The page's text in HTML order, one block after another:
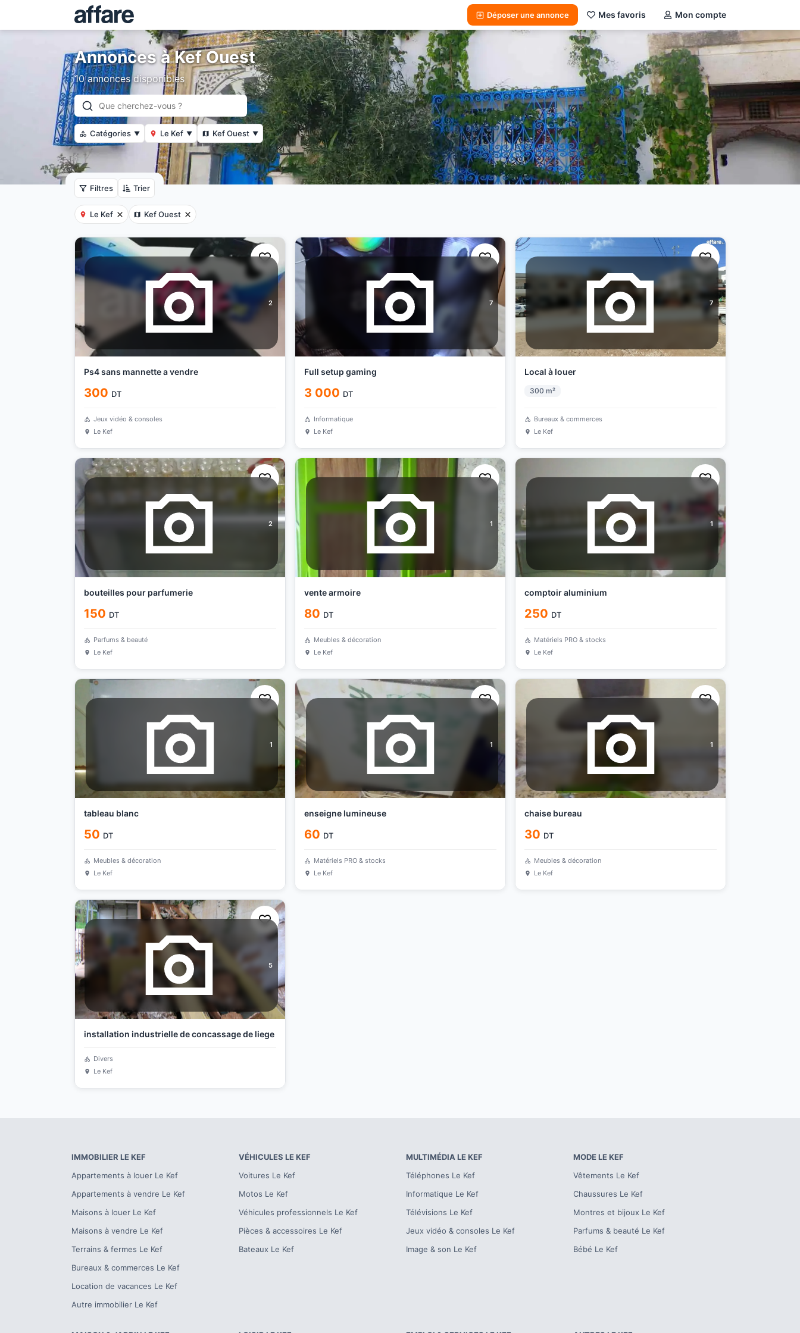
Déposer une annonce Mes favoris Mon compte
Annonces à Kef Ouest
10 annonces disponibles
Catégories ▼ Le Kef ▼ Kef Ouest ▼
Filtres Trier
Le Kef Kef Ouest
2
Ps4 sans mannette a vendre
300 DT
Jeux vidéo & consoles
Le Kef
7
Full setup gaming
3 000 DT
Informatique
Le Kef
7
Local à louer
300 m²
Bureaux & commerces
Le Kef
2
bouteilles pour parfumerie
150 DT
Parfums & beauté
Le Kef
1
vente armoire
80 DT
Meubles & décoration
Le Kef
1
comptoir aluminium
250 DT
Matériels PRO & stocks
Le Kef
1
tableau blanc
50 DT
Meubles & décoration
Le Kef
1
enseigne lumineuse
60 DT
Matériels PRO & stocks
Le Kef
1
chaise bureau
30 DT
Meubles & décoration
Le Kef
5
installation industrielle de concassage de liege
Divers
Le Kef
IMMOBILIER LE KEF
Appartements à louer Le Kef
Appartements à vendre Le Kef
Maisons à louer Le Kef
Maisons à vendre Le Kef
Terrains & fermes Le Kef
Bureaux & commerces Le Kef
Location de vacances Le Kef
Autre immobilier Le Kef
VÉHICULES LE KEF
Voitures Le Kef
Motos Le Kef
Véhicules professionnels Le Kef
Pièces & accessoires Le Kef
Bateaux Le Kef
MULTIMÉDIA LE KEF
Téléphones Le Kef
Informatique Le Kef
Télévisions Le Kef
Jeux vidéo & consoles Le Kef
Image & son Le Kef
MODE LE KEF
Vêtements Le Kef
Chaussures Le Kef
Montres et bijoux Le Kef
Parfums & beauté Le Kef
Bébé Le Kef